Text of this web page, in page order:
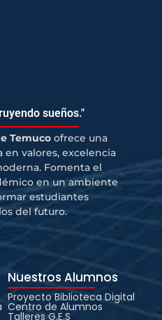
sueños."
Temuco ofrece una
valores, excelencia
Fomenta el
en un ambiente
estudiantes
del futuro.
Nuestros Alumnos
Proyecto Biblioteca Digital
Centro de Alumnos
Talleres G.E.S